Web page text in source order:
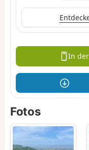
In
Fotos